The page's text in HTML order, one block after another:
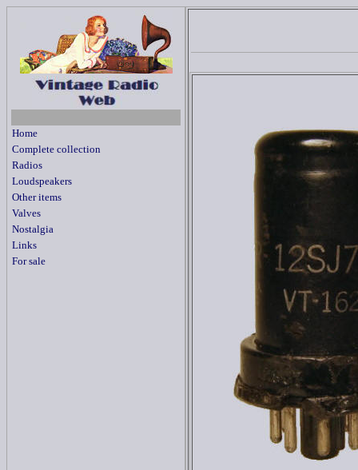
Home
Complete collection
Radios
Loudspeakers
Other items
Valves
Nostalgia
Links
For sale